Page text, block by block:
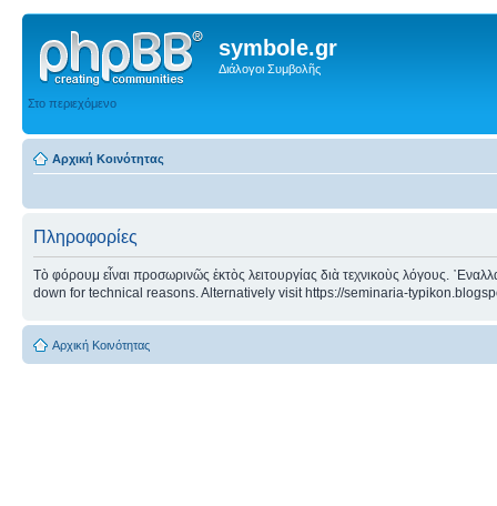
symbole.gr
Διάλογοι Συμβολῆς
Στο περιεχόμενο
Αρχική Κοινότητας
Πληροφορίες
Τὸ φόρουμ εἶναι προσωρινῶς ἐκτὸς λειτουργίας διὰ τεχνικοὺς λόγους.
down for technical reasons. Alternatively visit https://seminaria-
Αρχική Κοινότητας